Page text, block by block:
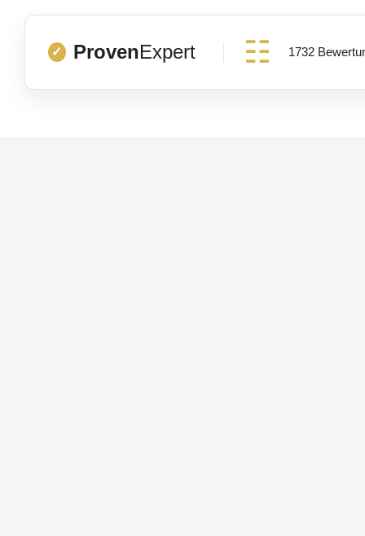
✓ ProvenExpert 1732